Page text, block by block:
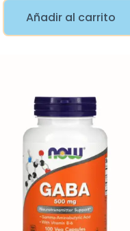
Añadir al carrito